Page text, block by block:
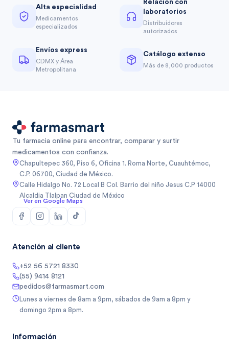
Alta especialidad
Medicamentos
especializados
Relación con
laboratorios
Distribuidores
autorizados
Envíos express
CDMX y Área
Metropolitana
Catálogo extenso
Más de 8,000 productos
Tu farmacia online para encontrar, comparar y surtir
medicamentos con confianza.
Chapultepec 360, Piso 6, Oficina 1. Roma Norte, Cuauhtémoc,
C.P. 06700, Ciudad de México.
Calle Hidalgo No. 72 Local B Col. Barrio del niño Jesus C.P 14000
Alcaldia Tlalpan Ciudad de México
Ver en Google Maps
Atención al cliente
+52 56 5721 8330
(55) 9414 8121
pedidos@farmasmart.com
Lunes a viernes de 8am a 9pm, sábados de 9am a 8pm y
domingo 2pm a 8pm.
Información